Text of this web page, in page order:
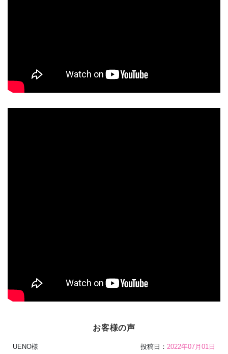
お客様の声
UENO様 投稿日： 2022年07月01日